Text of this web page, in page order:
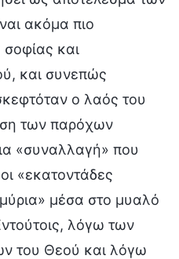
ακόμα πιο
σοφίας και
και συνεπώς
ο λαός του
των παρόχων
«συναλλαγή» που
«εκατοντάδες
μέσα στο μυαλό
λόγω των
του Θεού και λόγω